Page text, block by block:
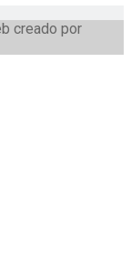
creado por